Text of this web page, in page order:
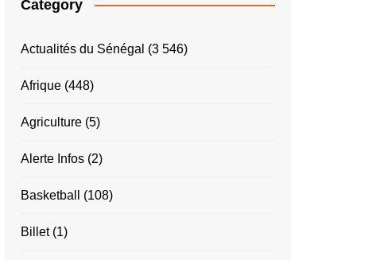
Category
Actualités du Sénégal (3 546)
Afrique (448)
Agriculture (5)
Alerte Infos (2)
Basketball (108)
Billet(1)